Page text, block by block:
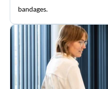
bandages.